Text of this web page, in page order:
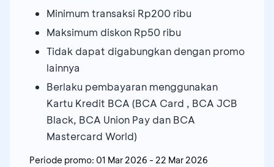
Minimum transaksi Rp200 ribu
Maksimum diskon Rp50 ribu
Tidak dapat digabungkan dengan promo
lainnya
Berlaku pembayaran menggunakan
Kartu Kredit BCA (BCA Card , BCA JCB
Black, BCA Union Pay dan BCA
Mastercard World)
Periode promo: 01 Mar 2026 - 22 Mar 2026